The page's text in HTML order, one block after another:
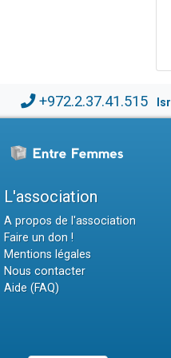
+972.2.37.41.515
L'association
A propos de l'association
Faire un don !
Mentions légales
Nous contacter
Aide (FAQ)